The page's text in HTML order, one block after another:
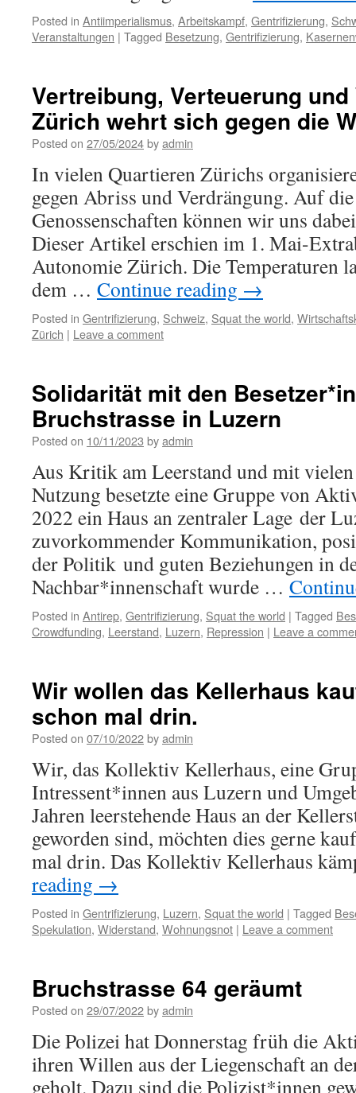
Posted in Antiimperialismus, Arbeitskampf, Gentrifizierung,
Veranstaltungen | Tagged Besetzung, Gentrifizierung,
Vertreibung, Verteuerung
Zürich wehrt sich gegen die
Posted on 27/05/2024byadmin
In vielen Quartieren Zürichs
gegen Abriss und Verdrängung. Auf
Genossenschaften können wir uns
Dieser Artikel erschien im 1. Mai-
Autonomie Zürich. Die Temperaturen
dem … Continue reading →
Posted in Gentrifizierung, Schweiz, Squat the world,
Zürich | Leave a comment
Solidarität mit den
Bruchstrasse in Luzern
Posted on 10/11/2023 byadmin
Aus Kritik am Leerstand und mit
Nutzung besetzte eine Gruppe von
2022 ein Haus an zentraler Lage der
zuvorkommender Kommunikation,
der Politik und guten Beziehungen in
Nachbar*innenschaft wurde …
Posted in Antirep, Gentrifizierung, Squat the world | Tagged
Crowdfunding, Leerstand, Luzern, Repression | Leave a
Wir wollen das Kellerhaus
schon mal drin.
Posted on 07/10/2022byadmin
Wir, das Kollektiv Kellerhaus, eine
Intressent*innen aus Luzern und
Jahren leerstehende Haus an der
geworden sind, möchten dies gerne
mal drin. Das Kollektiv Kellerhaus
reading →
Posted in Gentrifizierung, Luzern, Squat the world | Tagged
Spekulation, Widerstand, Wohnungsnot | Leave a comment
Bruchstrasse 64 geräumt
Posted on 29/07/2022byadmin
Die Polizei hat Donnerstag früh die
ihren Willen aus der Liegenschaft an
geholt. Dazu sind die Polizist*innen